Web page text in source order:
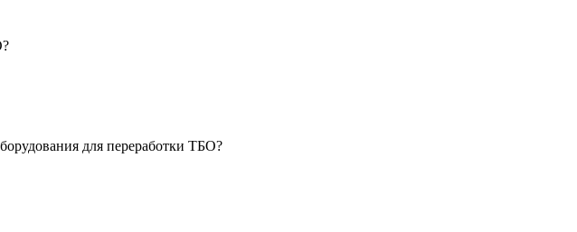
для переработки ТБО?